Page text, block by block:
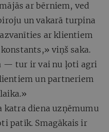
ar bērniem, ved
un vakarā turpina
ar klientiem
viņš saka.
— tur ir vai nu ļoti agri
un partneriem
katra diena uzņēmumu
patīk. Smagākais ir